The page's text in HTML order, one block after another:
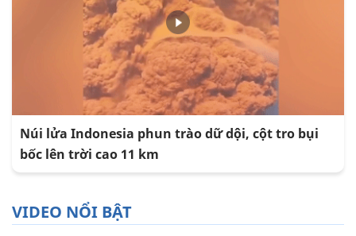
Núi lửa Indonesia phun trào dữ dội, cột tro bụi
bốc lên trời cao 11 km
VIDEO NỔI BẬT